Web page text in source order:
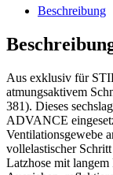
Beschreibung
Aus exklusiv für
atmungsaktivem
381). Dieses
ADVANCE
Ventilationsgewebe
vollelastischer
Latzhose mit